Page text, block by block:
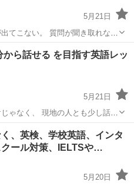
5月21日
てこない。 質問が聞き取れな
話せるネ
英検 スピーキング
から話せる を目指す英語レッ
5月21日
ゃなく、 現地の人とも少し話し
をイメージしながら、 旅行先で
語 海外旅行
、英検、学校英語、インタ
クール対策、IELTSや…
5月20日